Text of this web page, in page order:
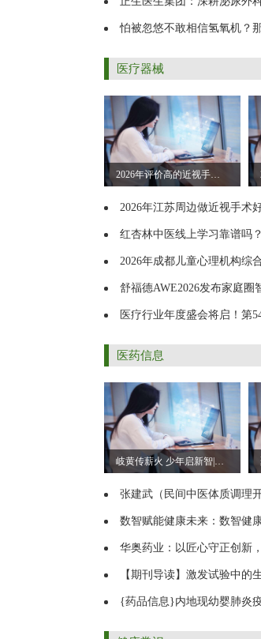
怕被忽悠不敢相信氢氧机？
医疗器械
2026年评价高的近视手术医院求推荐：行业从业资质等级排行
2026年江苏周边做近视手术好的
红杏林中医线上学习靠谱吗
2026年成都儿童心理机构综合实力
舒福德AWE2026发布家庭圈智能系统与适老
医疗行业年度盛会将启！第54届
医药信息
岐黄传薪火 少年启新智|蓝芩™杯·岐黄智脑大赛隆重启幕
张建武（民间中医体质调理开
数智赋能健康未来：数智健康及创
华奥药业：以匠心守正创新
【期刊导读】激发试验中的生长激素峰值与
{药品信息}内地现幼婴肺炎